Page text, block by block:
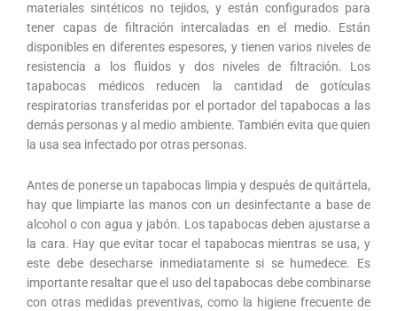
materiales sintéticos no tejidos, y están configurados para
tener capas de filtración intercaladas en el medio. Están
disponibles en diferentes espesores, y tienen varios niveles de
resistencia a los fluidos y dos niveles de filtración. Los
tapabocas médicos reducen la cantidad de gotículas
respiratorias transferidas por el portador del tapabocas a las
demás personas y al medio ambiente. También evita que quien
la usa sea infectado por otras personas.
Antes de ponerse un tapabocas limpia y después de quitártela,
hay que limpiarte las manos con un desinfectante a base de
alcohol o con agua y jabón. Los tapabocas deben ajustarse a
la cara. Hay que evitar tocar el tapabocas mientras se usa, y
este debe desecharse inmediatamente si se humedece. Es
importante resaltar que el uso del tapabocas debe combinarse
con otras medidas preventivas, como la higiene frecuente de